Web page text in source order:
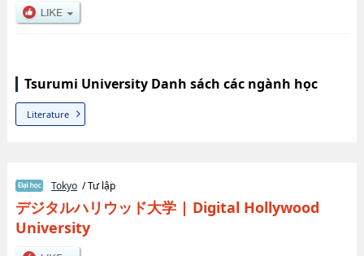
Tsurumi University Danh sách các ngành học
Literature
Tokyo / Tư lập
デジタルハリウッド大学| Digital Hollywood
University